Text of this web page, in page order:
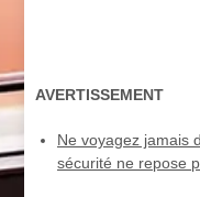
AVERTISSEMENT
Ne voyagez jamais
sécurité ne repose